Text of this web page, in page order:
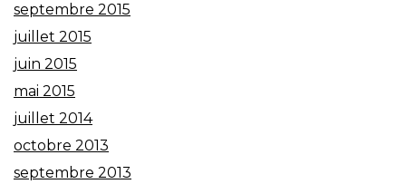
septembre 2015
juillet 2015
juin 2015
mai 2015
juillet 2014
octobre 2013
septembre 2013